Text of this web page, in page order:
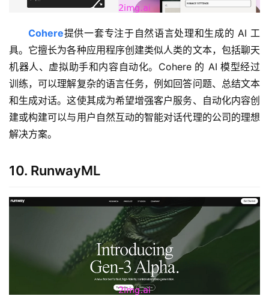
Cohere提供一套专注于自然语言处理和生成的 AI 工
具。它擅长为各种应用程序创建类似人类的文本，包括聊天
机器人、虚拟助手和内容自动化。Cohere 的 AI 模型经过
训练，可以理解复杂的语言任务，例如回答问题、总结文本
和生成对话。这使其成为希望增强客户服务、自动化内容创
建或构建可以与用户自然互动的智能对话代理的公司的理想
解决方案。
10. RunwayML